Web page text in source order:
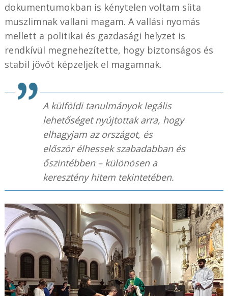
dokumentumokban is kénytelen voltam síita
muszlimnak vallani magam. A vallási nyomás
mellett a politikai és gazdasági helyzet is
rendkívül megnehezítette, hogy biztonságos és
stabil jövőt képzeljek el magamnak.
A külföldi tanulmányok legális
lehetőséget nyújtottak arra, hogy
elhagyjam az országot, és
először élhessek szabadabban és
őszintébben – különösen a
keresztény hitem tekintetében.